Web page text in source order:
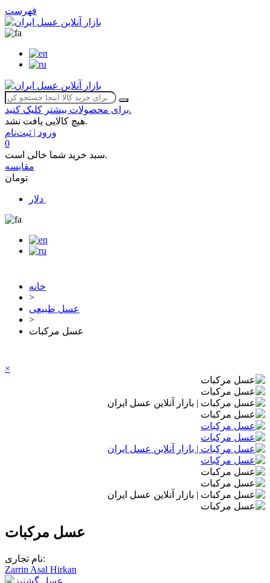
فهرست
برای محصولات بیشتر کلیک کنید.
هیچ کالایی یافت نشد.
ورود | ثبت‌نام
0
سبد خرید شما خالی است.
مقایسه
خانه
>
عسل طبیعی
>
عسل مرکبات
×
عسل مرکبات
نام تجاری:
Zarrin Asal Hirkan